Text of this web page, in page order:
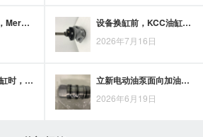
设备投入视角下，Merkle油缸的选型价值与采购关注点 设备换缸前，KCC油缸型号大全应怎样核对尺寸、接口与实际工况
2026年7月16日
选型SMC标准气缸时，缸径、行程、安装方式与负载条件应如何核对？ 立新电动油泵面向加油作业，兼顾油品输送与现场操作体验
2026年6月19日